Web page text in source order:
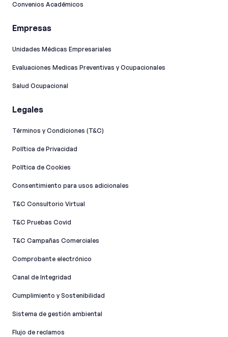
Convenios Académicos
Empresas
Unidades Médicas Empresariales
Evaluaciones Medicas Preventivas y Ocupacionales
Salud Ocupacional
Legales
Términos y Condiciones (T&C)
Política de Privacidad
Política de Cookies
Consentimiento para usos adicionales
T&C Consultorio Virtual
T&C Pruebas Covid
T&C Campañas Comerciales
Comprobante electrónico
Canal de Integridad​
Cumplimiento y Sostenibilidad
Sistema de gestión ambiental
Flujo de reclamos